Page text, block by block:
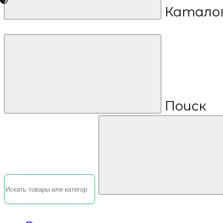
Поиск